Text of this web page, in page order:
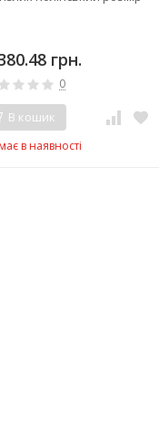
грн.
0
В кошик
в наявності